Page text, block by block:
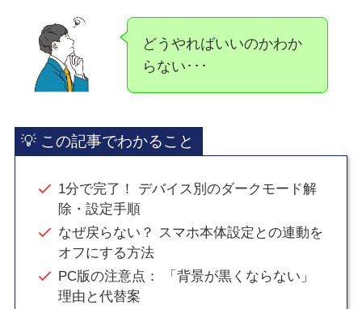
どうやればいいのかわか
らない･･･
💡 この記事でわかること
1分で完了！ デバイス別のダークモード解
除・設定手順
なぜ戻らない？ スマホ本体設定との連動を
オフにする方法
PC版の注意点： 「背景が黒くならない」
理由と代替案